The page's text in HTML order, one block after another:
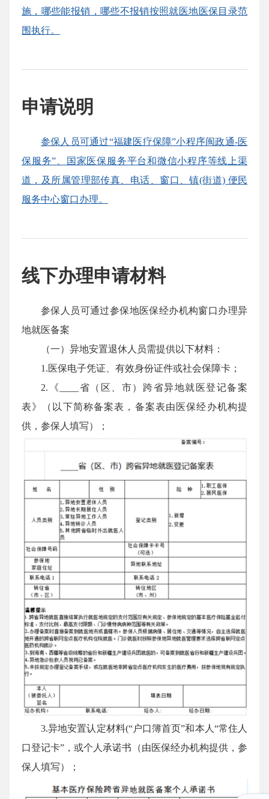
施，哪些能报销，哪些不报销按照就医地医保目录范
围执行。
申请说明
参保人员可通过“福建医疗保障”小程序闽政通-医
保服务”、国家医保服务平台和微信小程序等线上渠
道，及所属管理部传真、电话、窗口、镇(街道) 便民
服务中心窗口办理。
线下办理申请材料
参保人员可通过参保地医保经办机构窗口办理异
地就医备案
（一）异地安置退休人员需提供以下材料：
1.医保电子凭证、有效身份证件或社会保障卡；
2.《____省（区、市）跨省异地就医登记备案
表》（以下简称备案表，备案表由医保经办机构提
供，参保人填写）；
3.异地安置认定材料(“户口簿首页”和本人“常住人
口登记卡”，或个人承诺书（由医保经办机构提供，参
保人填写）；